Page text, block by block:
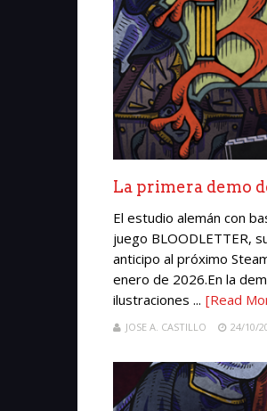
La primera demo
El estudio alemán con
juego BLOODLETTER,
anticipo al próximo
enero de 2026.En la
ilustraciones ... [Read
JOSE A. CASTILLO 24/10/